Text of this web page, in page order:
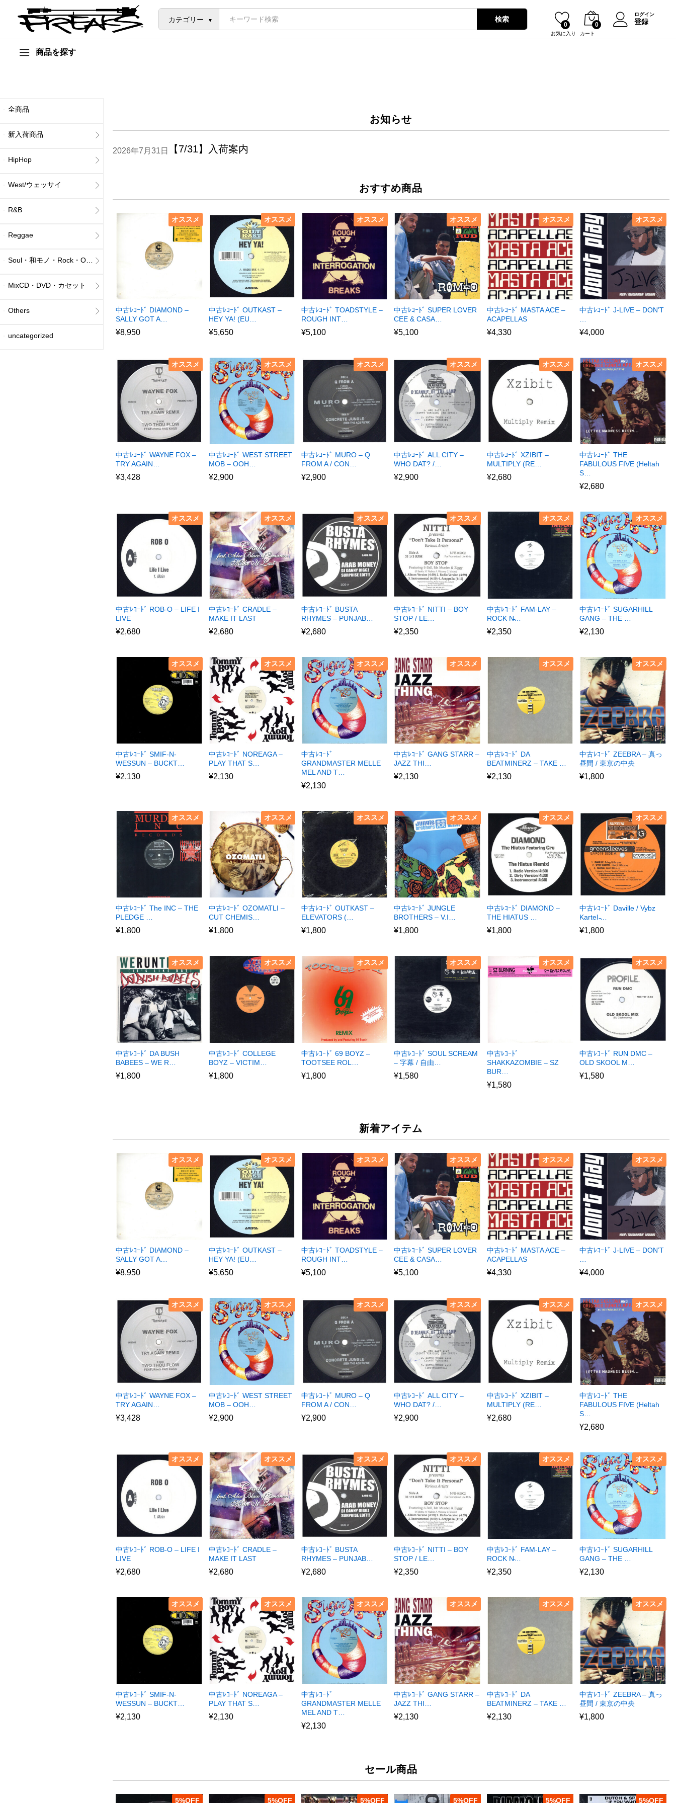
カテゴリー 検索
お気に入り
0
カート
0
ログイン
登録
商品を探す
お知らせ
【7/31】入荷案内
2026年7月31日
おすすめ商品
オススメ
中古ﾚｺｰﾄﾞ DIAMOND –
SALLY GOT A…
¥8,950
オススメ
中古ﾚｺｰﾄﾞ OUTKAST –
HEY YA! (EU…
¥5,650
オススメ
中古ﾚｺｰﾄﾞ TOADSTYLE –
ROUGH INT…
¥5,100
オススメ
中古ﾚｺｰﾄﾞ SUPER LOVER
CEE & CASA…
¥5,100
オススメ
中古ﾚｺｰﾄﾞ MASTA ACE –
ACAPELLAS
¥4,330
オススメ
中古ﾚｺｰﾄﾞ J-LIVE – DON’T
¥4,000
オススメ
中古ﾚｺｰﾄﾞ WAYNE FOX –
TRY AGAIN…
¥3,428
オススメ
中古ﾚｺｰﾄﾞ WEST STREET
MOB – OOH…
¥2,900
オススメ
中古ﾚｺｰﾄﾞ MURO – Q
FROM A / CON…
¥2,900
オススメ
中古ﾚｺｰﾄﾞ ALL CITY –
WHO DAT? /…
¥2,900
オススメ
中古ﾚｺｰﾄﾞ XZIBIT –
MULTIPLY (RE…
¥2,680
オススメ
中古ﾚｺｰﾄﾞ THE
FABULOUS FIVE (Heltah
S…
¥2,680
オススメ
中古ﾚｺｰﾄﾞ ROB-O – LIFE I
LIVE
¥2,680
オススメ
中古ﾚｺｰﾄﾞ CRADLE –
MAKE IT LAST
¥2,680
オススメ
中古ﾚｺｰﾄﾞ BUSTA
RHYMES – PUNJAB…
¥2,680
オススメ
中古ﾚｺｰﾄﾞ NITTI – BOY
STOP / LE…
¥2,350
オススメ
中古ﾚｺｰﾄﾞ FAM-LAY –
ROCK N̵…
¥2,350
オススメ
中古ﾚｺｰﾄﾞ SUGARHILL
GANG – THE …
¥2,130
オススメ
中古ﾚｺｰﾄﾞ SMIF-N-
WESSUN – BUCKT…
¥2,130
オススメ
中古ﾚｺｰﾄﾞ NOREAGA –
PLAY THAT S…
¥2,130
オススメ
中古ﾚｺｰﾄﾞ
GRANDMASTER MELLE
MEL AND T…
¥2,130
オススメ
中古ﾚｺｰﾄﾞ GANG STARR –
JAZZ THI…
¥2,130
オススメ
中古ﾚｺｰﾄﾞ DA
BEATMINERZ – TAKE …
¥2,130
オススメ
中古ﾚｺｰﾄﾞ ZEEBRA – 真っ
昼間 / 東京の中央
¥1,800
オススメ
中古ﾚｺｰﾄﾞ The INC – THE
PLEDGE …
¥1,800
オススメ
中古ﾚｺｰﾄﾞ OZOMATLI –
CUT CHEMIS…
¥1,800
オススメ
中古ﾚｺｰﾄﾞ OUTKAST –
ELEVATORS (…
¥1,800
オススメ
中古ﾚｺｰﾄﾞ JUNGLE
BROTHERS – V.I…
¥1,800
オススメ
中古ﾚｺｰﾄﾞ DIAMOND –
THE HIATUS …
¥1,800
オススメ
中古ﾚｺｰﾄﾞ Daville / Vybz
Kartel ̵…
¥1,800
オススメ
中古ﾚｺｰﾄﾞ DA BUSH
BABEES – WE R…
¥1,800
オススメ
中古ﾚｺｰﾄﾞ COLLEGE
BOYZ – VICTIM…
¥1,800
オススメ
中古ﾚｺｰﾄﾞ 69 BOYZ –
TOOTSEE ROL…
¥1,800
オススメ
中古ﾚｺｰﾄﾞ SOUL SCREAM
– 字幕 / 自由…
¥1,580
オススメ
中古ﾚｺｰﾄﾞ
SHAKKAZOMBIE – SZ
BUR…
¥1,580
オススメ
中古ﾚｺｰﾄﾞ RUN DMC –
OLD SKOOL M…
¥1,580
新着アイテム
オススメ
中古ﾚｺｰﾄﾞ DIAMOND –
SALLY GOT A…
¥8,950
オススメ
中古ﾚｺｰﾄﾞ OUTKAST –
HEY YA! (EU…
¥5,650
オススメ
中古ﾚｺｰﾄﾞ TOADSTYLE –
ROUGH INT…
¥5,100
オススメ
中古ﾚｺｰﾄﾞ SUPER LOVER
CEE & CASA…
¥5,100
オススメ
中古ﾚｺｰﾄﾞ MASTA ACE –
ACAPELLAS
¥4,330
オススメ
中古ﾚｺｰﾄﾞ J-LIVE – DON’T
¥4,000
オススメ
中古ﾚｺｰﾄﾞ WAYNE FOX –
TRY AGAIN…
¥3,428
オススメ
中古ﾚｺｰﾄﾞ WEST STREET
MOB – OOH…
¥2,900
オススメ
中古ﾚｺｰﾄﾞ MURO – Q
FROM A / CON…
¥2,900
オススメ
中古ﾚｺｰﾄﾞ ALL CITY –
WHO DAT? /…
¥2,900
オススメ
中古ﾚｺｰﾄﾞ XZIBIT –
MULTIPLY (RE…
¥2,680
オススメ
中古ﾚｺｰﾄﾞ THE
FABULOUS FIVE (Heltah
S…
¥2,680
オススメ
中古ﾚｺｰﾄﾞ ROB-O – LIFE I
LIVE
¥2,680
オススメ
中古ﾚｺｰﾄﾞ CRADLE –
MAKE IT LAST
¥2,680
オススメ
中古ﾚｺｰﾄﾞ BUSTA
RHYMES – PUNJAB…
¥2,680
オススメ
中古ﾚｺｰﾄﾞ NITTI – BOY
STOP / LE…
¥2,350
オススメ
中古ﾚｺｰﾄﾞ FAM-LAY –
ROCK N̵…
¥2,350
オススメ
中古ﾚｺｰﾄﾞ SUGARHILL
GANG – THE …
¥2,130
オススメ
中古ﾚｺｰﾄﾞ SMIF-N-
WESSUN – BUCKT…
¥2,130
オススメ
中古ﾚｺｰﾄﾞ NOREAGA –
PLAY THAT S…
¥2,130
オススメ
中古ﾚｺｰﾄﾞ
GRANDMASTER MELLE
MEL AND T…
¥2,130
オススメ
中古ﾚｺｰﾄﾞ GANG STARR –
JAZZ THI…
¥2,130
オススメ
中古ﾚｺｰﾄﾞ DA
BEATMINERZ – TAKE …
¥2,130
オススメ
中古ﾚｺｰﾄﾞ ZEEBRA – 真っ
昼間 / 東京の中央
¥1,800
セール商品
5% 5% 5% 5% 5% 5%
全商品
新入荷商品
HipHop
West/ウェッサイ
R&B
Reggae
Soul・和モノ・Rock・Others
MixCD・DVD・カセット
Others
uncategorized